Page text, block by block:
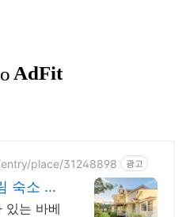
place/31248898 광고
숙소 스
멍
있는 바베